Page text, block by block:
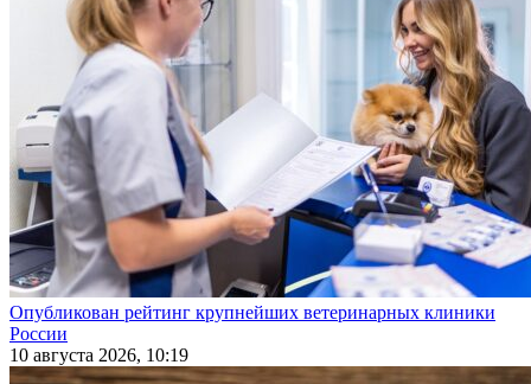
Опубликован рейтинг крупнейших ветеринарных клиники
России
10 августа 2026, 10:19